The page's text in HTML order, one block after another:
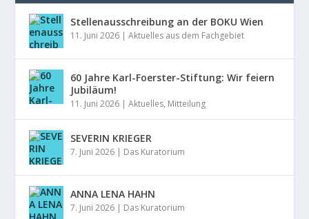
Stellenausschreibung an der BOKU Wien
11. Juni 2026 |Aktuelles aus dem Fachgebiet
60 Jahre Karl-Foerster-Stiftung: Wir feiern
Jubiläum!
11. Juni 2026 |Aktuelles, Mitteilung
SEVERIN KRIEGER
7. Juni 2026 | Das Kuratorium
ANNA LENA HAHN
7. Juni 2026 | Das Kuratorium